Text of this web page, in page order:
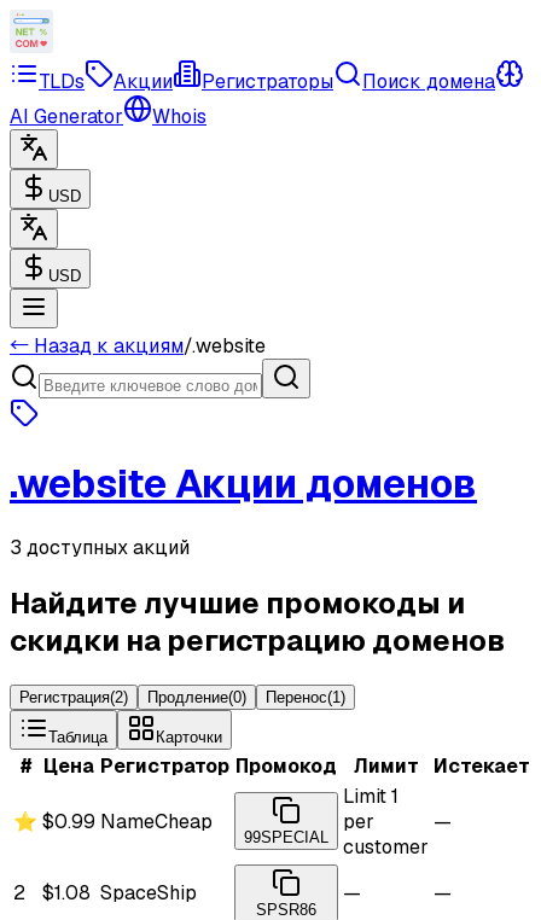
TLDs Акции Регистраторы
Поиск домена
AI Generator
Whois
USD
USD
← Назад к акциям/.website
.websiteАкции доменов
3 доступных акций
Найдите лучшие промокоды и
скидки на регистрацию доменов
Регистрация(2) Продление(0) Перенос(1)
Таблица Карточки
# Цена Регистратор Промокод Лимит Истекает
⭐ $0.99 NameCheap
99SPECIAL
Limit 1
per
customer
—
2 $1.08 SpaceShip
SPSR86
—
—